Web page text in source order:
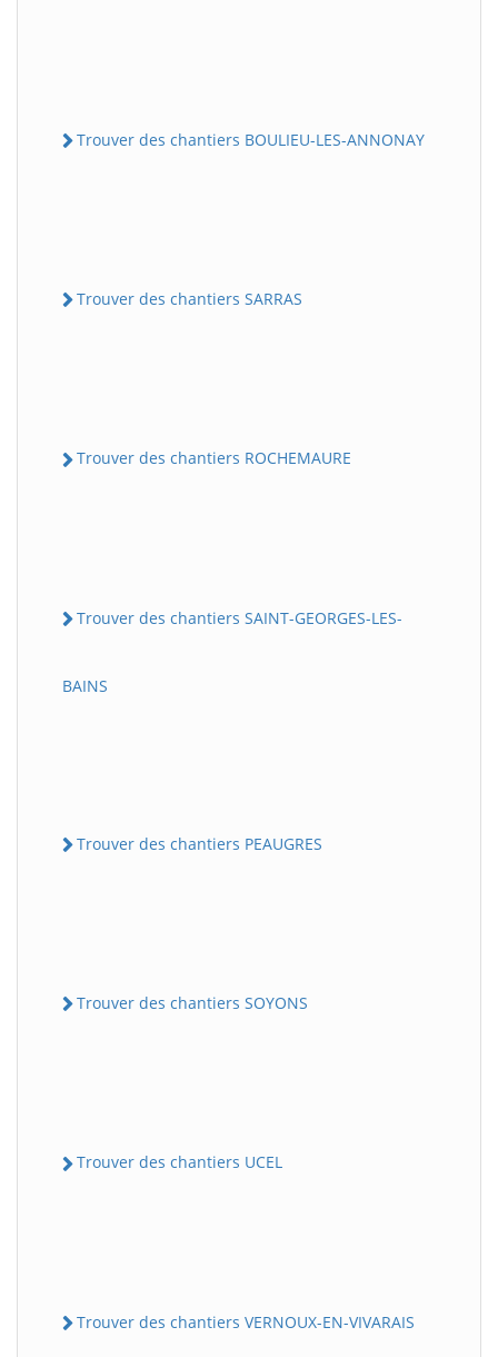
Trouver des chantiers BOULIEU-LES-ANNONAY
Trouver des chantiers SARRAS
Trouver des chantiers ROCHEMAURE
Trouver des chantiers SAINT-GEORGES-LES-
BAINS
Trouver des chantiers PEAUGRES
Trouver des chantiers SOYONS
Trouver des chantiers UCEL
Trouver des chantiers VERNOUX-EN-VIVARAIS